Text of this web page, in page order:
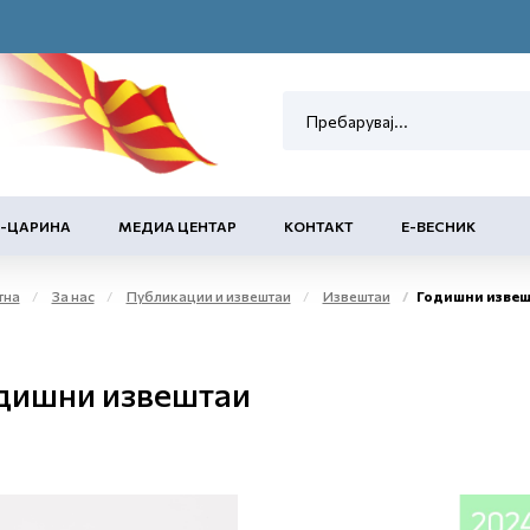
ЦАРИНА МЕДИА ЦЕНТАР КОНТАКТ Е-ВЕСНИК
За нас Публикации и извештаи Извештаи Годишни
извештаи